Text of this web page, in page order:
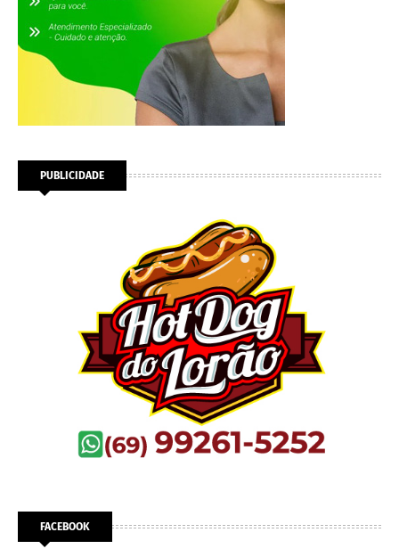
PUBLICIDADE
FACEBOOK